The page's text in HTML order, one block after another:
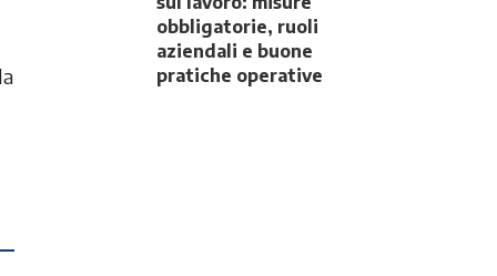
obbligatorie, ruoli
aziendali e buone
pratiche operative